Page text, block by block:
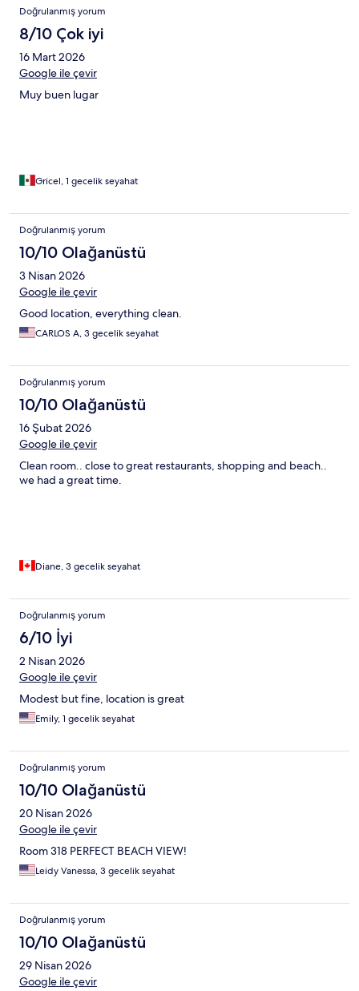
Doğrulanmış yorum
8/10 Çok iyi
16 Mart 2026
Google ile çevir
Muy buen lugar
Gricel, 1 gecelik seyahat
Doğrulanmış yorum
10/10 Olağanüstü
3 Nisan 2026
Google ile çevir
Good location, everything clean.
CARLOS A, 3 gecelik seyahat
Doğrulanmış yorum
10/10 Olağanüstü
16 Şubat 2026
Google ile çevir
Clean room.. close to great restaurants, shopping and beach..
we had a great time.
Diane, 3 gecelik seyahat
Doğrulanmış yorum
6/10 İyi
2 Nisan 2026
Google ile çevir
Modest but fine, location is great
Emily, 1 gecelik seyahat
Doğrulanmış yorum
10/10 Olağanüstü
20 Nisan 2026
Google ile çevir
Room 318 PERFECT BEACH VIEW!
Leidy Vanessa, 3 gecelik seyahat
Doğrulanmış yorum
10/10 Olağanüstü
29 Nisan 2026
Google ile çevir